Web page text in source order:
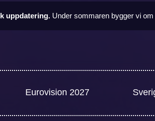
uppdatering. Under sommaren bygger vi
Eurovision 2027